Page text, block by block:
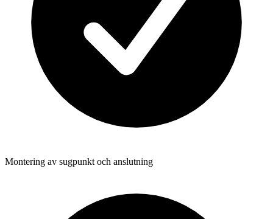
Montering av sugpunkt och anslutning